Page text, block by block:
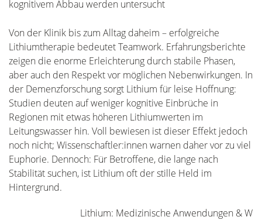
kognitivem Abbau werden untersucht
Von der Klinik bis zum Alltag daheim – erfolgreiche
Lithiumtherapie bedeutet Teamwork. Erfahrungsberichte
zeigen die enorme Erleichterung durch stabile Phasen,
aber auch den Respekt vor möglichen Nebenwirkungen. In
der Demenzforschung sorgt Lithium für leise Hoffnung:
Studien deuten auf weniger kognitive Einbrüche in
Regionen mit etwas höheren Lithiumwerten im
Leitungswasser hin. Voll bewiesen ist dieser Effekt jedoch
noch nicht; Wissenschaftler:innen warnen daher vor zu viel
Euphorie. Dennoch: Für Betroffene, die lange nach
Stabilität suchen, ist Lithium oft der stille Held im
Hintergrund.
Lithium: Medizinische Anwendungen &